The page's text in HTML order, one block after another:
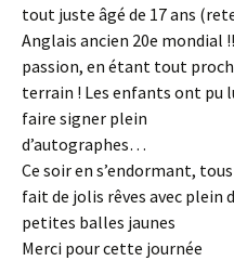
tout juste âgé de 17 ans
Anglais ancien 20e mondial
passion, en étant tout
terrain ! Les enfants ont pu
faire signer plein
d’autographes…
Ce soir en s’endormant,
fait de jolis rêves avec plein
petites balles jaunes
Merci pour cette journée